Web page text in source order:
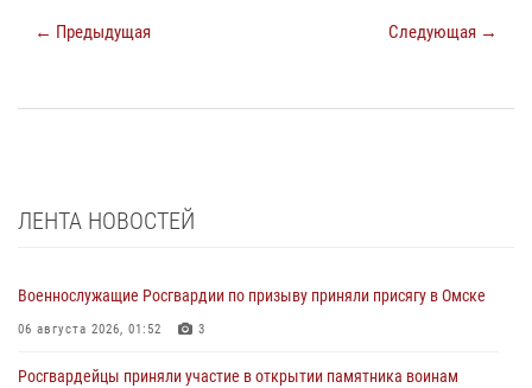
← Предыдущая Следующая →
ЛЕНТА НОВОСТЕЙ
Военнослужащие Росгвардии по призыву приняли присягу в Омске
06 августа 2026, 01:52 3
Росгвардейцы приняли участие в открытии памятника воинам